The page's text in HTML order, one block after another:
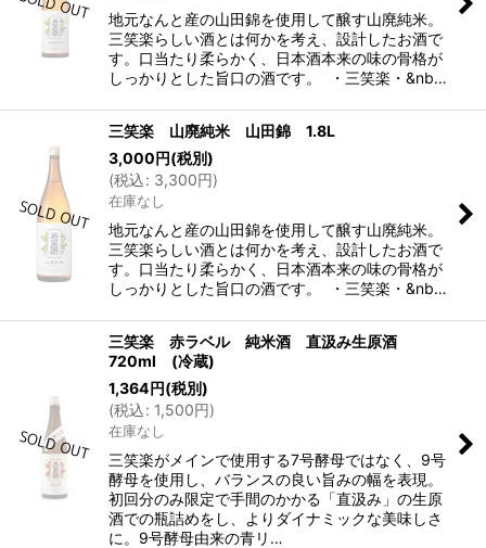
地元なんと産の山田錦を使用して醸す山廃純米。
三笑楽らしい酒とは何かを考え、設計したお酒で
す。口当たり柔らかく、日本酒本来の味の骨格が
しっかりとした旨口の酒です。 ・三笑楽・&nb…
三笑楽 山廃純米 山田錦 1.8L
3,000円(税別)
(税込: 3,300円)
在庫なし
地元なんと産の山田錦を使用して醸す山廃純米。
三笑楽らしい酒とは何かを考え、設計したお酒で
す。口当たり柔らかく、日本酒本来の味の骨格が
しっかりとした旨口の酒です。 ・三笑楽・&nb…
三笑楽 赤ラベル 純米酒 直汲み生原酒
720ml (冷蔵)
1,364円(税別)
(税込: 1,500円)
在庫なし
三笑楽がメインで使用する7号酵母ではなく、9号
酵母を使用し、バランスの良い旨みの幅を表現。
初回分のみ限定で手間のかかる「直汲み」の生原
酒での瓶詰めをし、よりダイナミックな美味しさ
に。9号酵母由来の青リ…